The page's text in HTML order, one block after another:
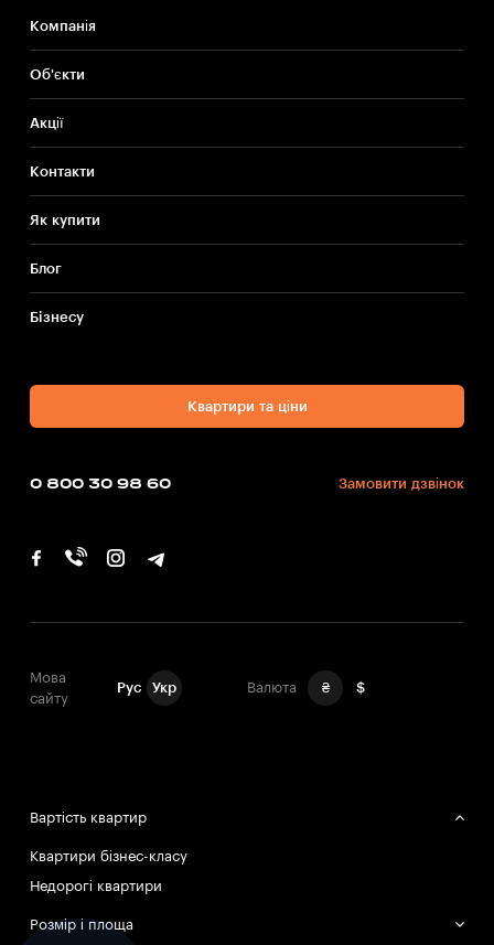
Компанія
Об'єкти
Акції
Контакти
Як купити
Блог
Бiзнесу
Квартири та ціни
0 800 30 98 60 Замовити дзвінок
Мова
сайту
Рус Укр Валюта ₴ $
Вартість квартир
Квартири бізнес-класу
Недорогі квартири
Розмір і площа